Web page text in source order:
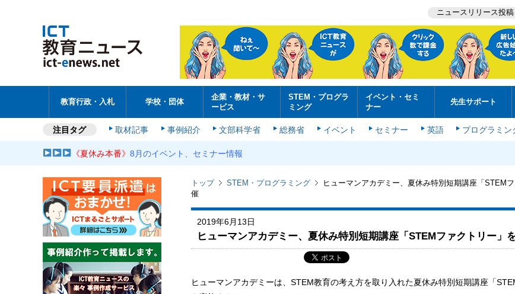
ニュースリリース投稿
教育行政・入札 学校・団体
企業・教材・サ
ービス
STEM・プログラ
ミング
イベント・セミ
ナー
先生サポート
注目タグ 取材記事 事例紹介 文部科学省 総務省 イベント セミナー 英語 プログラミン
《夏休み本番》8月のイベント、セミナー情報
トップ STEM・プログラミング
ヒューマンアカデミー、夏休み特別短期講座「STEM
催
2019年6月13日
ヒューマンアカデミー、夏休み特別短期講座「STEMファクトリー」
ヒューマンアカデミーは、STEM教育の考え方を取り入れた夏休み特別短期講座「